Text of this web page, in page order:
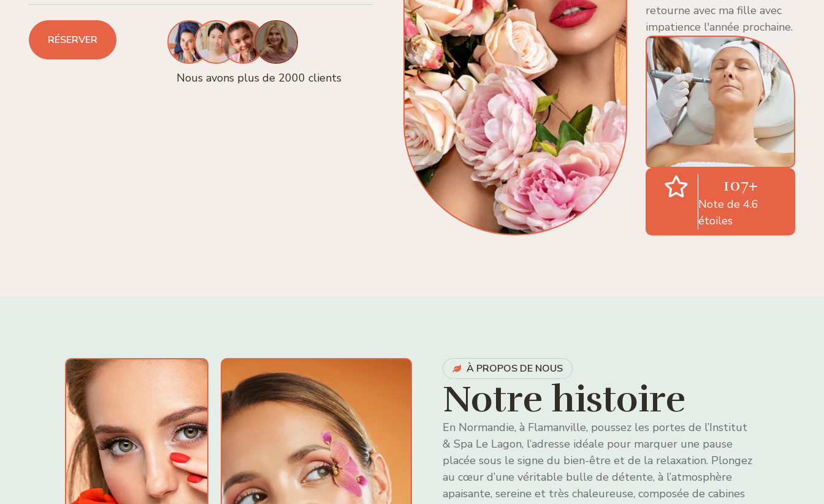
RÉSERVER
Nous avons plus de 2000 clients
retourne avec ma fille avec
impatience l'année prochaine.
Note de 4.6
étoiles
107+
À PROPOS DE NOUS
Notre histoire
En Normandie, à Flamanville, poussez les portes de l’Institut
& Spa Le Lagon, l’adresse idéale pour marquer une pause
placée sous le signe du bien-être et de la relaxation. Plongez
au cœur d’une véritable bulle de détente, à l’atmosphère
apaisante, sereine et très chaleureuse, composée de cabines